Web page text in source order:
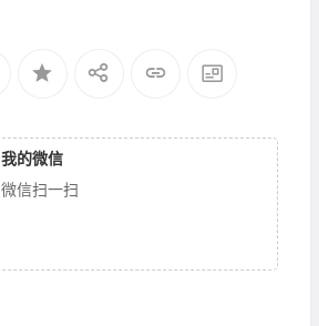
我的微信
微信扫一扫